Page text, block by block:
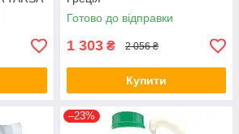
Готово до відправки
1 303 ₴ 2 056 ₴
Купити
–23%